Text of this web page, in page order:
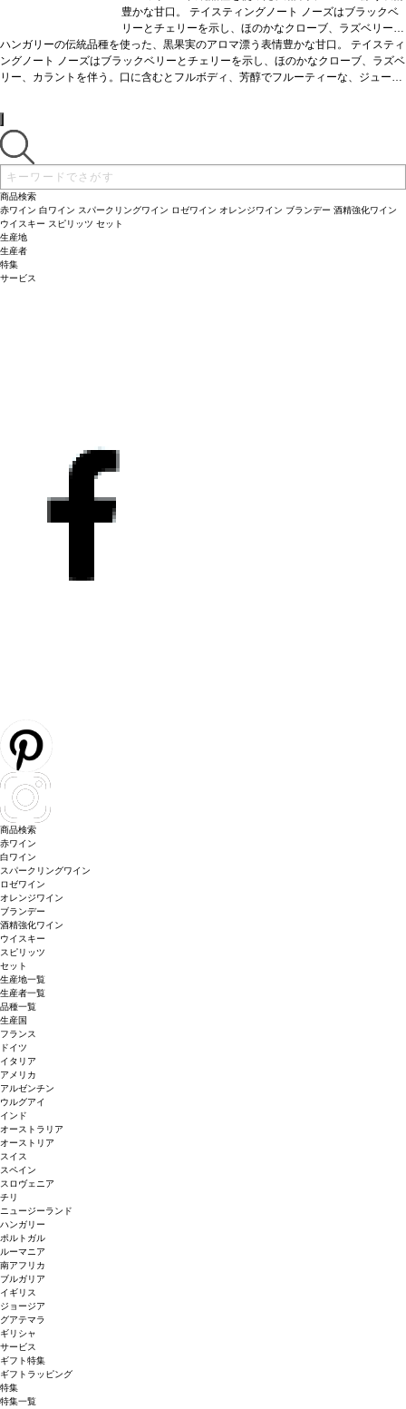
豊かな甘口。テイスティングノート ノーズはブラックベ
リーとチェリーを示し、ほのかなクローブ、ラズベリー、
カラントを伴う。口に含むとフルボディ、芳醇でフルーテ
ィーな、ジューシーさが広がる美味しい一本。合う料理
ローストしたランプ肉、スパイスの効いた料理、チーズの
ハンガリーの伝統品種を使った、黒果実のアロマ漂う表情豊かな甘口。 テイスティ
ングノート ノーズはブラックベリーとチェリーを示し、ほのかなクローブ、ラズベ
リー、カラントを伴う。口に含むとフルボディ、芳醇でフルーティーな、ジューシ
料理、チーズの盛り合わせなどと好相性
テージが在庫切れの場合、在庫があり価格が同様の場合は自動的に次のヴィンテー
ジに変更されます、ご了承ください。
商品検索
赤ワイン 白ワイン スパークリングワイン ロゼワイン オレンジワイン ブランデー 酒精強化ワイン
ウイスキー スピリッツ セット
生産地
生産者
特集
サービス
商品検索
赤ワイン
白ワイン
スパークリングワイン
ロゼワイン
オレンジワイン
ブランデー
酒精強化ワイン
ウイスキー
スピリッツ
セット
生産地一覧
生産者一覧
品種一覧
生産国
フランス
ドイツ
イタリア
アメリカ
アルゼンチン
ウルグアイ
インド
オーストラリア
オーストリア
スイス
スペイン
スロヴェニア
チリ
ニュージーランド
ハンガリー
ポルトガル
ルーマニア
南アフリカ
ブルガリア
イギリス
ジョージア
グアテマラ
ギリシャ
サービス
ギフト特集
ギフトラッピング
特集
特集一覧